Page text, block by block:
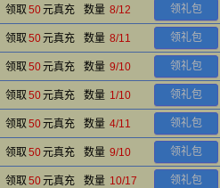
领取 50元真充 数量 8/12 领礼包
领取 50元真充 数量 8/11 领礼包
领取 50元真充 数量 9/10 领礼包
领取 50元真充 数量 1/10 领礼包
领取 50元真充 数量 4/11 领礼包
领取 50元真充 数量 9/10 领礼包
领取 50元真充 数量 10/17 领礼包